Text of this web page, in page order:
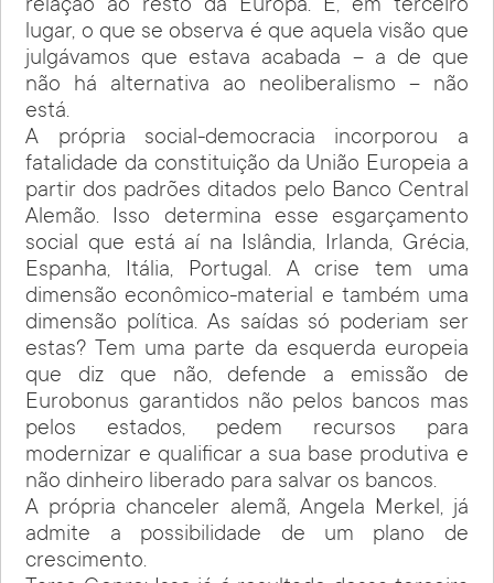
relação ao resto da Europa. E, em terceiro
lugar, o que se observa é que aquela visão que
julgávamos que estava acabada – a de que
não há alternativa ao neoliberalismo – não
está.
A própria social-democracia incorporou a
fatalidade da constituição da União Europeia a
partir dos padrões ditados pelo Banco Central
Alemão. Isso determina esse esgarçamento
social que está aí na Islândia, Irlanda, Grécia,
Espanha, Itália, Portugal. A crise tem uma
dimensão econômico-material e também uma
dimensão política. As saídas só poderiam ser
estas? Tem uma parte da esquerda europeia
que diz que não, defende a emissão de
Eurobonus garantidos não pelos bancos mas
pelos estados, pedem recursos para
modernizar e qualificar a sua base produtiva e
não dinheiro liberado para salvar os bancos.
A própria chanceler alemã, Angela Merkel, já
admite a possibilidade de um plano de
crescimento.